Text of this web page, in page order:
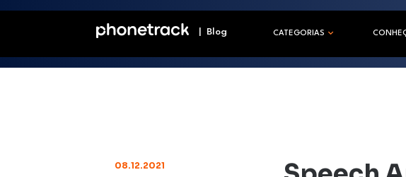
| Blog CATEGORIAS
08.12.2021